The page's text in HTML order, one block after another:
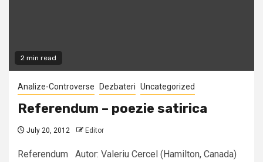
2 min read
Analize-Controverse Dezbateri Uncategorized
Referendum – poezie satirica
July 20, 2012 Editor
Referendum Autor: Valeriu Cercel (Hamilton, Canada)